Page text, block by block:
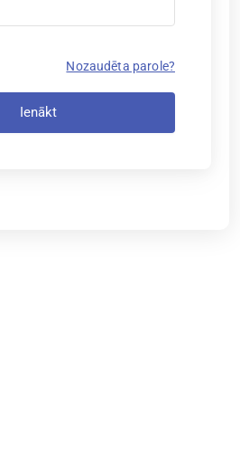
Nozaudēta parole?
Ienākt